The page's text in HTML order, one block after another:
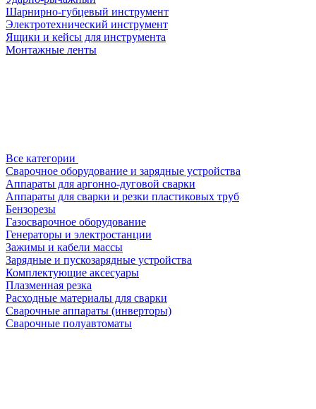
Шарнирно-губцевый инструмент
Электротехнический инструмент
Ящики и кейсы для инструмента
Монтажные ленты
Все категории
Сварочное оборудование и зарядные устройства
Аппараты для аргонно-дуговой сварки
Аппараты для сварки и резки пластиковых труб
Бензорезы
Газосварочное оборудование
Генераторы и электростанции
Зажимы и кабели массы
Зарядные и пускозарядные устройства
Комплектующие аксесуары
Плазменная резка
Расходные материалы для сварки
Сварочные аппараты (инверторы)
Сварочные полуавтоматы